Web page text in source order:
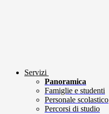
Servizi
Panoramica
Famiglie e studenti
Personale scolastico
Percorsi di studio